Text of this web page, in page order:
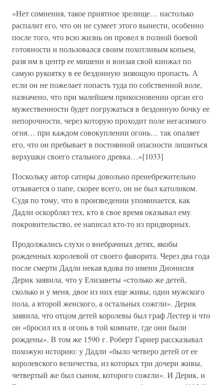
«Нет сомнения, такое приятное зрелище… настолько
распалит его, что он не сумеет этого вынести, особенно
после того, что всю жизнь он провел в полной боевой
готовности и пользовался своим похотливым копьем,
разя им в центр ее мишени и вонзая свой кинжал по
самую рукоятку в ее бездонную зияющую пропасть. А
если он не пожелает попасть туда по собственной воле,
назначено, что при малейшем прикосновении орган его
мужественности будет погружаться в бездонную бочку ее
непорочности, через которую проходит поле негасимого
огня… при каждом совокуплении огонь… так опаляет
его, что он пребывает в постоянной опасности лишиться
верхушки своего стального древка…»[1033]
Поскольку автор сатиры довольно пренебрежительно
отзывается о папе, скорее всего, он не был католиком.
Судя по тому, что в произведении упоминается, как
Дадли оскорблял тех, кто в свое время оказывал ему
покровительство, ее написал кто-то из придворных.
Продолжались слухи о внебрачных детях, якобы
рожденных королевой от своего фаворита. Через два года
после смерти Дадли некая вдова по имени Дионисия
Дерик заявила, что у Елизаветы «столько же детей,
сколько и у меня, двое из них еще живы, один мужского
пола, а второй женского, а остальных сожгли». Дерик
заявила, что отцом детей королевы был граф Лестер и что
он «бросил их в огонь в той комнате, где они были
рождены». В том же 1590 г. Роберт Гарнер рассказывал
похожую историю: у Дадли «было четверо детей от ее
королевского величества, из которых три дочери живы,
четвертый же был сыном, которого сожгли». И Дерик, и